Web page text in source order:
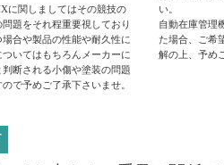
に関しましてはその競技の
題をそれ程重要視しており
合や製品の性能や耐久性に
いてはもちろんメーカーに
断される小傷や塗装の問題
で予めご了承下さいませ。
い。
自動在庫管理
た場合、ご希
解の上、予め